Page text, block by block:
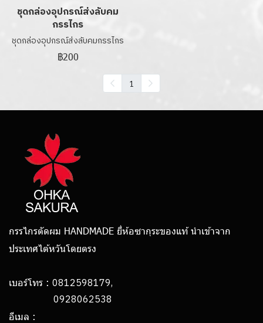
ชุดกล่องอุปกรณ์ส่งลับคม
กรรไกร
ชุดกล่องอุปกรณ์ส่งลับคมกรรไกร
฿200
1
กรรไกรตัดผม HANDMADE ยี่ห้อซากุระของแท้ นำเข้าจาก
ประเทศไต้หวันโดยตรง
เบอร์โทร : 0812598179,
0928062538
อีเมล :